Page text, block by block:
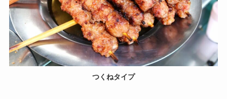
つくねタイプ